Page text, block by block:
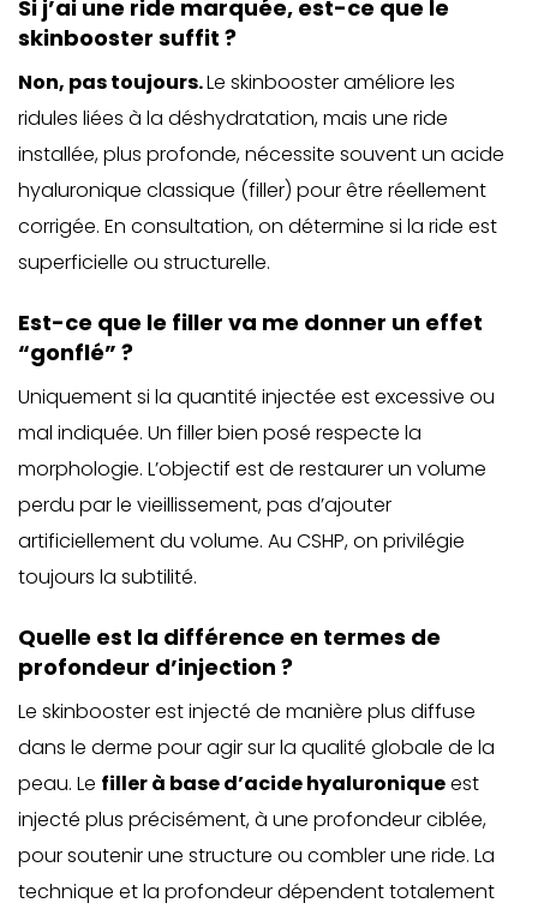
Si j’ai une ride marquée, est-ce que le
skinbooster suffit ?
Non, pas toujours.Le skinbooster améliore les
ridules liées à la déshydratation, mais une ride
installée, plus profonde, nécessite souvent un acide
hyaluronique classique (filler) pour être réellement
corrigée. En consultation, on détermine si la ride est
superficielle ou structurelle.
Est-ce que le filler va me donner un effet
“gonflé” ?
Uniquement si la quantité injectée est excessive ou
mal indiquée. Un filler bien posé respecte la
morphologie. L’objectif est de restaurer un volume
perdu par le vieillissement, pas d’ajouter
artificiellement du volume. Au CSHP, on privilégie
toujours la subtilité.
Quelle est la différence en termes de
profondeur d’injection ?
Le skinbooster est injecté de manière plus diffuse
dans le derme pour agir sur la qualité globale de la
peau. Le filler à base d’acide hyaluroniqueest
injecté plus précisément, à une profondeur ciblée,
pour soutenir une structure ou combler une ride. La
technique et la profondeur dépendent totalement